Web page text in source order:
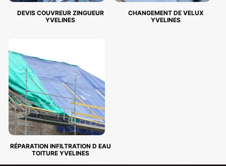
DEVIS COUVREUR ZINGUEUR
YVELINES
CHANGEMENT DE VELUX
YVELINES
RÉPARATION INFILTRATION D EAU
TOITURE YVELINES